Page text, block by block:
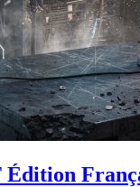
Édition